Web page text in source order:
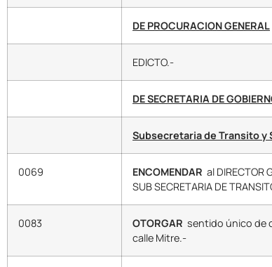
DE PROCURACION GENERAL
EDICTO.-
DE SECRETARIA DE
Subsecretaria de Transito y
0069 ENCOMENDAR al DIRECTOR
SUB SECRETARIA DE
0083 OTORGAR sentido único de
calle Mitre.-